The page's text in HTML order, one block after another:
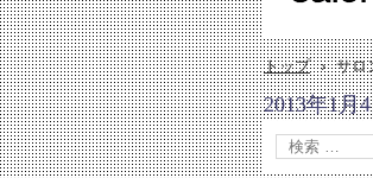
トップ › サロ
2013年1月